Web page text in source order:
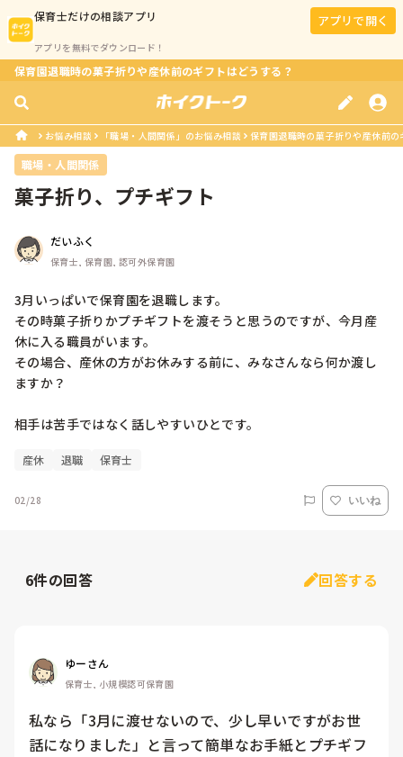
保育士だけの相談アプリ
アプリを無料でダウンロード！
アプリで開く
保育園退職時の菓子折りや産休前のギフトはどうする？
お悩み相談 「職場・人間関係」のお悩み相談 保育園退職時の菓子折りや産休前
職場・人間関係
菓子折り、プチギフト
だいふく
保育士, 保育園, 認可外保育園
3月いっぱいで保育園を退職します。
その時菓子折りかプチギフトを渡そうと思うのですが、今月産
休に入る職員がいます。
その場合、産休の方がお休みする前に、みなさんなら何か渡し
ますか？
相手は苦手ではなく話しやすいひとです。
産休 退職 保育士
02/28 いいね
6件の回答 回答する
ゆーさん
保育士, 小規模認可保育園
私なら「3月に渡せないので、少し早いですがお世
話になりました」と言って簡単なお手紙とプチギフ